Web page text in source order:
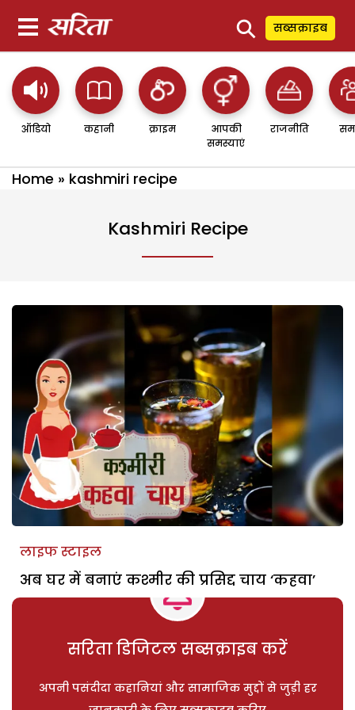
⚲ सब्सक्राइब
ऑडियो कहानी क्राइम
आपकी
समस्याएं
राजनीति
Home » kashmiri recipe
Kashmiri Recipe
लाइफ स्टाइल
अब घर में बनाएं कश्मीर की प्रसिद्द चाय ‘कहवा’
सरिता डिजिटल सब्सक्राइब करें
अपनी पसंदीदा कहानियां और सामाजिक मुद्दों से जुड़ी हर